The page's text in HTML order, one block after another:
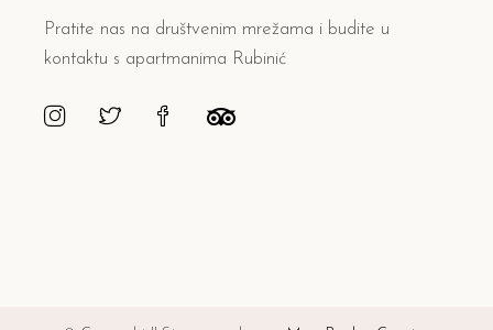
Pratite nas na društvenim mrežama i budite u
kontaktu s apartmanima Rubinić